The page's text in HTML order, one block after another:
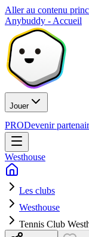
Aller au contenu
Anybuddy - Accueil
Jouer
PRODevenir
Westhouse
Les clubs
Westhouse
Tennis Club